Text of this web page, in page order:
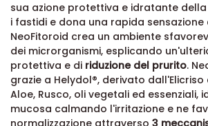
trattamento terapeuticospecifico, e
infiammazione, irritazione,
sua azione protettiva e idratante della
i fastidi e dona una rapida sensazione
NeoFitoroid crea un ambiente
dei microrganismi, esplicando
protettiva e diriduzione del prurito.
grazie a Helydol®, derivato dall'Elicriso
Aloe, Rusco, oli vegetali ed essenziali,